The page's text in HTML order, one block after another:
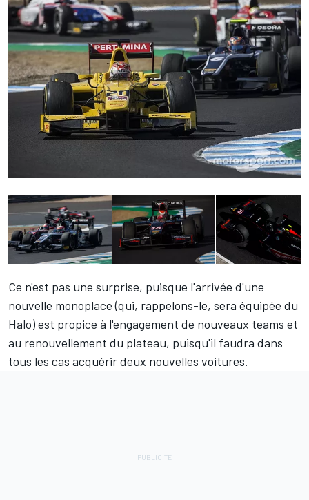
Ce n'est pas une surprise, puisque l'arrivée d'une
nouvelle monoplace (qui, rappelons-le, sera équipée du
Halo) est propice à l'engagement de nouveaux teams et
au renouvellement du plateau, puisqu'il faudra dans
tous les cas acquérir deux nouvelles voitures.